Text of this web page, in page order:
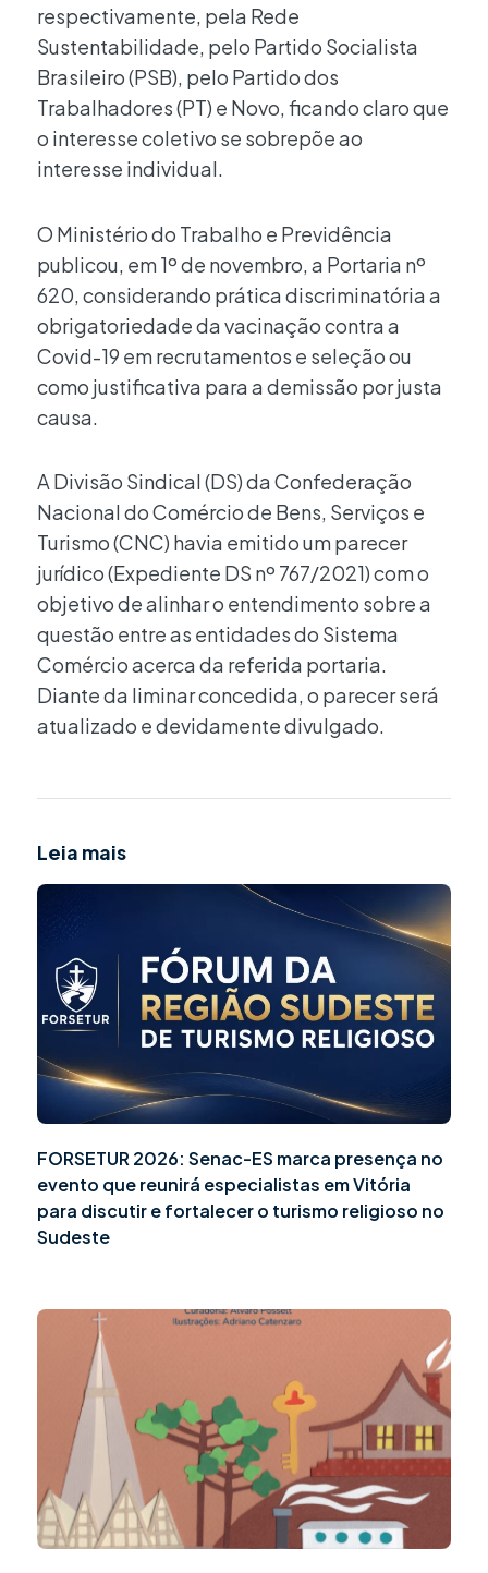
respectivamente, pela Rede
Sustentabilidade, pelo Partido Socialista
Brasileiro (PSB), pelo Partido dos
Trabalhadores (PT) e Novo, ficando claro que
o interesse coletivo se sobrepõe ao
interesse individual.
O Ministério do Trabalho e Previdência
publicou, em 1º de novembro, a Portaria nº
620, considerando prática discriminatória a
obrigatoriedade da vacinação contra a
Covid-19 em recrutamentos e seleção ou
como justificativa para a demissão por justa
causa.
A Divisão Sindical (DS) da Confederação
Nacional do Comércio de Bens, Serviços e
Turismo (CNC) havia emitido um parecer
jurídico (Expediente DS nº 767/2021) com o
objetivo de alinhar o entendimento sobre a
questão entre as entidades do Sistema
Comércio acerca da referida portaria.
Diante da liminar concedida, o parecer será
atualizado e devidamente divulgado.
Leia mais
FORSETUR 2026: Senac-ES marca presença no
evento que reunirá especialistas em Vitória
para discutir e fortalecer o turismo religioso no
Sudeste